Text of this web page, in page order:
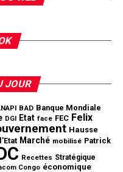
JOUR
BAD Banque Mondiale
DGI Etat face FEC Felix
Hausse
l’Etat Marché mobilisé Patrick
Recettes Stratégique
Congo économique